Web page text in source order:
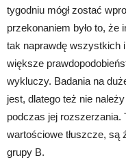
tygodniu mógł zostać
przekonaniem było to, że
tak naprawdę wszystkich
większe
wykluczy. Badania na
jest, dlatego też nie
podczas jej rozszerzania.
wartościowe tłuszcze, są
grupy B.